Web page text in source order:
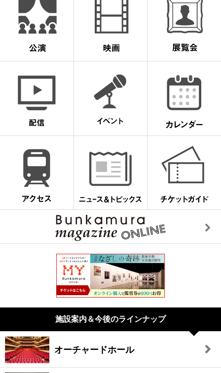
施設案内＆今後のラインナップ
オーチャードホール